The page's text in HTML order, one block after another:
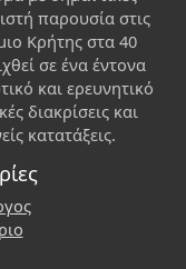
παρουσία στις
Κρήτης στα 40
σε ένα έντονα
και ερευνητικό
διακρίσεις και
κατατάξεις.